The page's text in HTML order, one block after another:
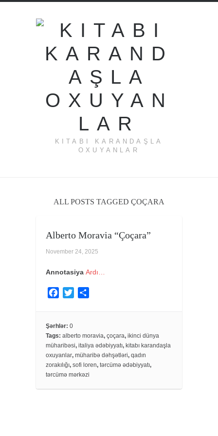
KITABI KARANDAŞLA
OXUYANLAR
ALL POSTS TAGGED ÇOÇARA
Alberto Moravia “Çoçara”
November 24, 2025
Annotasiya Ardı…
e
b
o
o
t
e
r
e
Şərhlər: 0
Tags: alberto moravia, çoçara, ikinci dünya
müharibəsi, italiya ədəbiyyatı, kitabı karandaşla
oxuyanlar, müharibə dəhşətləri, qadın
zorakılığı, sofi loren, tərcümə ədəbiyyatı,
tərcümə mərkəzi